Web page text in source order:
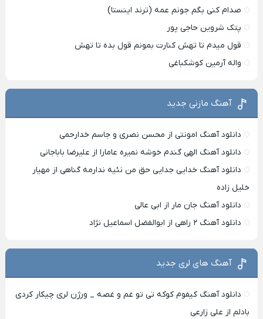
صدام کنی بگم جونم عمه (ترند اینستا)
پتک شروین حاجی پور
قول میدم تا تهش کنارت بمونم قول بده تا تهش
واله آرمین کوشکباغی
آهنگ مازنی جدید
دانلود آهنگ امونتی از محسن نصری و جاسم خدارحمی
دانلود آهنگ الهی گندم خوشه نمیره عامارا از علیرضا باباجانی
دانلود آهنگ خدایی جدایی حق من نئیه ندارمه گناهی از مهیار
خلیل زاده
دانلود آهنگ جان مار از ابی عالی
دانلود آهنگ ۲ راهی از ابوالفضل اسماعیل نژاد
آهنگ های لری جدید
دانلود آهنگ کیفوم کوکه تی تو غم و غصه _ ورژن لری چیکار کردی
بادلم از علی زارعی